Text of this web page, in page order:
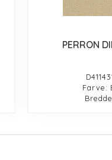
PERRON
Farve: